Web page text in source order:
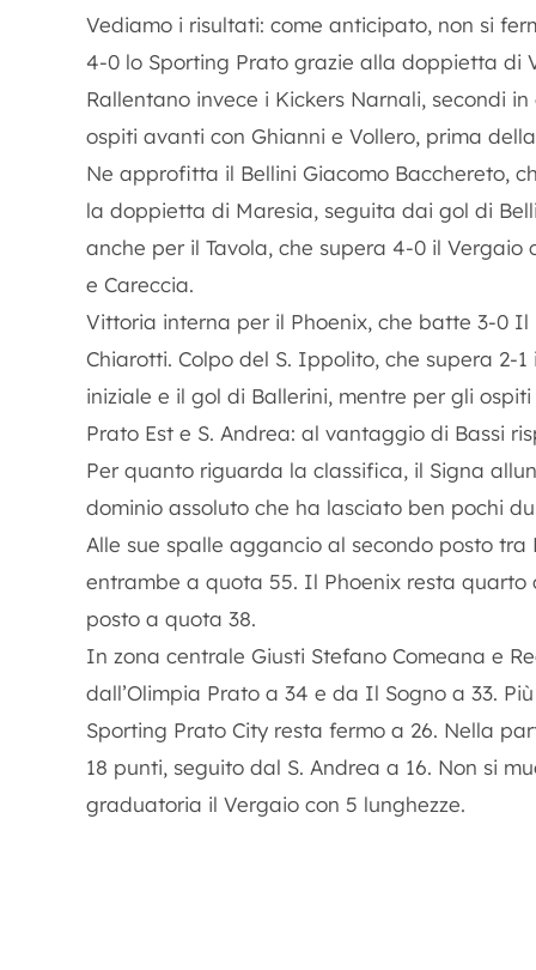
Vediamo i risultati: come anticipato, non si
4-0 lo Sporting Prato grazie alla doppietta di
Rallentano invece i Kickers Narnali, secondi
ospiti avanti con Ghianni e Vollero, prima
Ne approfitta il Bellini Giacomo Bacchereto,
la doppietta di Maresia, seguita dai gol di
anche per il Tavola, che supera 4-0 il
e Careccia.
Vittoria interna per il Phoenix, che batte 3-0
Chiarotti. Colpo del S. Ippolito, che supera 2-
iniziale e il gol di Ballerini, mentre per gli
Prato Est e S. Andrea: al vantaggio di Bassi
Per quanto riguarda la classifica, il Signa
dominio assoluto che ha lasciato ben pochi
Alle sue spalle aggancio al secondo posto
entrambe a quota 55. Il Phoenix resta quarto
posto a quota 38.
In zona centrale Giusti Stefano Comeana e
dall’Olimpia Prato a 34 e da Il Sogno a 33.
Sporting Prato City resta fermo a 26. Nella
18 punti, seguito dal S. Andrea a 16. Non si
graduatoria il Vergaio con 5 lunghezze.